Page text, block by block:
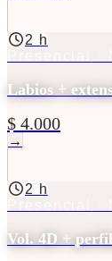
2 h
Labios +
$ 4.000
→
2 h
Vol. 4D +